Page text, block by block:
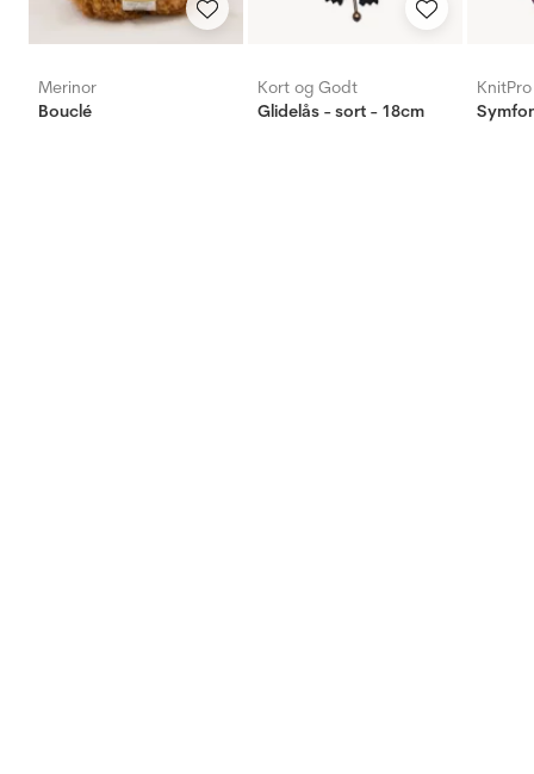
Merinor
Bouclé
Kort og Godt
Glidelås - sort - 18cm
KnitPro